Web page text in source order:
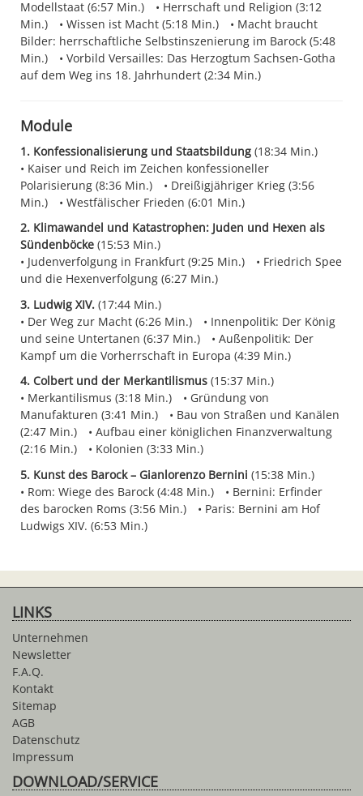
Modellstaat (6:57 Min.)
Herrschaft und Religion (3:12
Min.)
Wissen ist Macht (5:18 Min.)
Macht braucht
Bilder: herrschaftliche Selbstinszenierung im Barock (5:48
Min.)
Vorbild Versailles: Das Herzogtum Sachsen-Gotha
auf dem Weg ins 18. Jahrhundert (2:34 Min.)
Module
1. Konfessionalisierung und Staatsbildung (18:34 Min.)
Kaiser und Reich im Zeichen konfessioneller
Polarisierung (8:36 Min.)
Dreißigjähriger Krieg (3:56
Min.)
Westfälischer Frieden (6:01 Min.)
2. Klimawandel und Katastrophen: Juden und Hexen als
Sündenböcke (15:53 Min.)
Judenverfolgung in Frankfurt (9:25 Min.)
Friedrich Spee
und die Hexenverfolgung (6:27 Min.)
3. Ludwig XIV. (17:44 Min.)
Der Weg zur Macht (6:26 Min.)
Innenpolitik: Der König
und seine Untertanen (6:37 Min.)
Außenpolitik: Der
Kampf um die Vorherrschaft in Europa (4:39 Min.)
4. Colbert und der Merkantilismus (15:37 Min.)
Merkantilismus (3:18 Min.)
Gründung von
Manufakturen (3:41 Min.)
Bau von Straßen und Kanälen
(2:47 Min.)
Aufbau einer königlichen Finanzverwaltung
(2:16 Min.)
Kolonien (3:33 Min.)
5. Kunst des Barock – Gianlorenzo Bernini (15:38 Min.)
Rom: Wiege des Barock (4:48 Min.)
Bernini: Erfinder
des barocken Roms (3:56 Min.)
Paris: Bernini am Hof
Ludwigs XIV. (6:53 Min.)
LINKS
Unternehmen
Newsletter
F.A.Q.
Kontakt
Sitemap
AGB
Datenschutz
Impressum
DOWNLOAD/SERVICE